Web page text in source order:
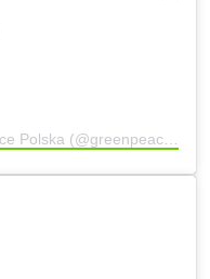
Post udostępniony przez Greenpeace Polska (@greenpeace_pl)